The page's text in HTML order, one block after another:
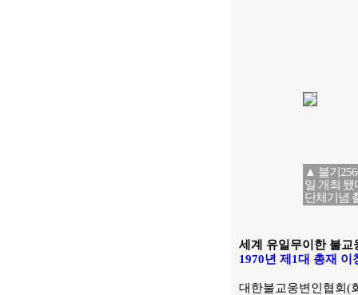
▲ 불기
일 개최 됐
단체기념
세계 유일무이한 불교
1970년 제1대 총재
대한불교웅변인협회(